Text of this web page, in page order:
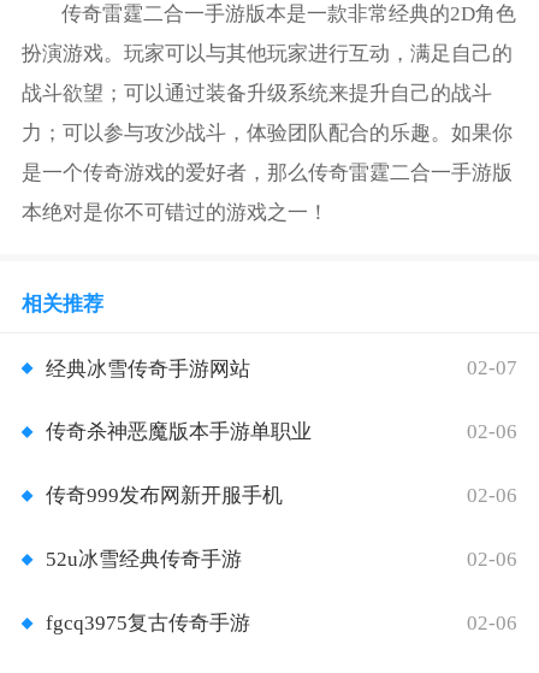
传奇雷霆二合一手游版本是一款非常经典的2D角色
扮演游戏。玩家可以与其他玩家进行互动，满足自己的
战斗欲望；可以通过装备升级系统来提升自己的战斗
力；可以参与攻沙战斗，体验团队配合的乐趣。如果你
是一个传奇游戏的爱好者，那么传奇雷霆二合一手游版
本绝对是你不可错过的游戏之一！
相关推荐
经典冰雪传奇手游网站 02-07
传奇杀神恶魔版本手游单职业 02-06
传奇999发布网新开服手机 02-06
52u冰雪经典传奇手游 02-06
fgcq3975复古传奇手游 02-06